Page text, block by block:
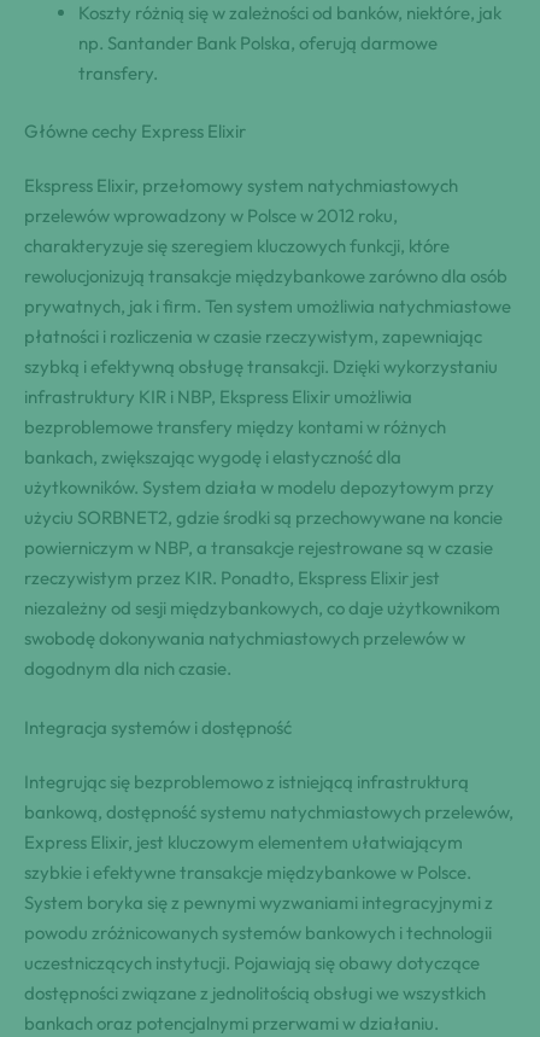
Koszty różnią się w zależności od banków, niektóre, jak
np. Santander Bank Polska, oferują darmowe
transfery.
Główne cechy Express Elixir
Ekspress Elixir, przełomowy system natychmiastowych
przelewów wprowadzony w Polsce w 2012 roku,
charakteryzuje się szeregiem kluczowych funkcji, które
rewolucjonizują transakcje międzybankowe zarówno dla osób
prywatnych, jak i firm. Ten system umożliwia natychmiastowe
płatności i rozliczenia w czasie rzeczywistym, zapewniając
szybką i efektywną obsługę transakcji. Dzięki wykorzystaniu
infrastruktury KIR i NBP, Ekspress Elixir umożliwia
bezproblemowe transfery między kontami w różnych
bankach, zwiększając wygodę i elastyczność dla
użytkowników. System działa w modelu depozytowym przy
użyciu SORBNET2, gdzie środki są przechowywane na koncie
powierniczym w NBP, a transakcje rejestrowane są w czasie
rzeczywistym przez KIR. Ponadto, Ekspress Elixir jest
niezależny od sesji międzybankowych, co daje użytkownikom
swobodę dokonywania natychmiastowych przelewów w
dogodnym dla nich czasie.
Integracja systemów i dostępność
Integrując się bezproblemowo z istniejącą infrastrukturą
bankową, dostępność systemu natychmiastowych przelewów,
Express Elixir, jest kluczowym elementem ułatwiającym
szybkie i efektywne transakcje międzybankowe w Polsce.
System boryka się z pewnymi wyzwaniami integracyjnymi z
powodu zróżnicowanych systemów bankowych i technologii
uczestniczących instytucji. Pojawiają się obawy dotyczące
dostępności związane z jednolitością obsługi we wszystkich
bankach oraz potencjalnymi przerwami w działaniu.